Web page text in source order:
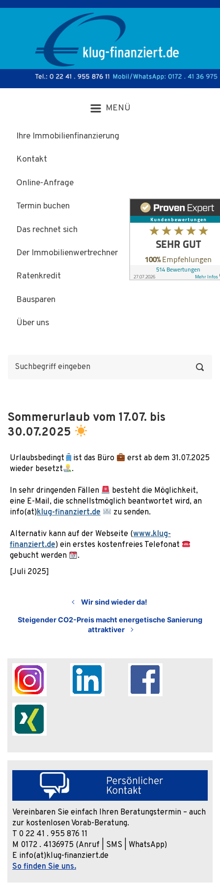
Zum Hauptinhalt springen
Ihre Immobilienfinanzierung
Kontakt
Online-Anfrage
Termin buchen
Das rechnet sich
Der Immobilienwertrechner
Ratenkredit
Bausparen
Über uns
Sommerurlaub vom 17.07. bis
30.07.2025
Urlaubsbedingt ist das Büro
erst ab dem 31.07.2025
wieder besetzt
.
In sehr dringenden Fällen
besteht die Möglichkeit,
eine E-Mail, die schnellstmöglich beantwortet wird, an
info(at)klug-finanziert.de zu senden.
Alternativ kann auf der Webseite (www.klug-
finanziert.de) ein erstes kostenfreies Telefonat
gebucht werden
.
[Juli 2025]
Wir sind wieder da!
Steigender CO2-Preis macht energetische Sanierung
attraktiver
Vereinbaren Sie einfach Ihren Beratungstermin – auch
zur kostenlosen Vorab-Beratung.
T 0 22 41 . 955 876 11
M 0172 . 4136975 (Anruf | SMS | WhatsApp)
E info(at)klug-finanziert.de
So finden Sie uns.